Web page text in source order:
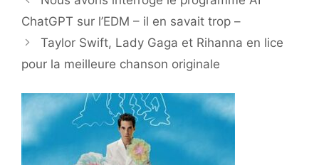
ChatGPT sur l’EDM – il en savait trop –
Taylor Swift, Lady Gaga et Rihanna en lice
pour la meilleure chanson originale